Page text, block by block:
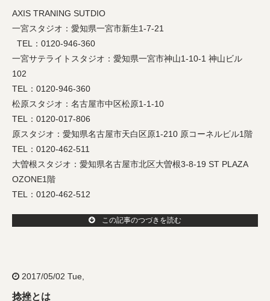
AXIS TRANING SUTDIO
一宮スタジオ：愛知県一宮市新生1-7-21
TEL：0120-946-360
一宮サテライトスタジオ：愛知県一宮市神山1-10-1 神山ビル
102
TEL：0120-946-360
松原スタジオ：名古屋市中区松原1-1-10
TEL：0120-017-806
原スタジオ：愛知県名古屋市天白区原1-210 原コーネルビル1階
TEL：0120-462-511
大曽根スタジオ：愛知県名古屋市北区大曽根3-8-19 ST PLAZA
OZONE1階
TEL：0120-462-512
この記事のつづきを読む
2017/05/02 Tue,
捻挫とは